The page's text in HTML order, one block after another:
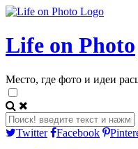
Life on Photo
Место, где фото и идеи
Twitter Facebook